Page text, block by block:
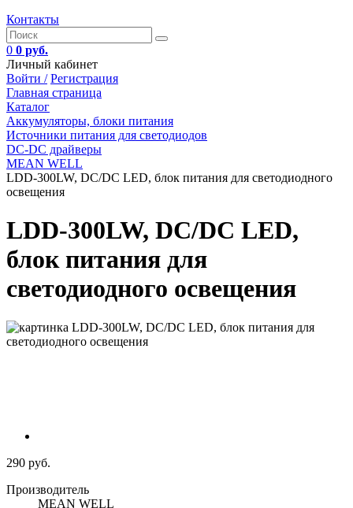
Контакты
0 0 руб.
Личный кабинет
Войти / Регистрация
Главная страница
Каталог
Аккумуляторы, блоки питания
Источники питания для светодиодов
DC-DC драйверы
MEAN WELL
LDD-300LW, DC/DC LED, блок питания для светодиодного
освещения
LDD-300LW, DC/DC LED,
блок питания для
светодиодного освещения
290 руб.
Производитель
MEAN WELL